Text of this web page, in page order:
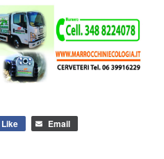
Like Email